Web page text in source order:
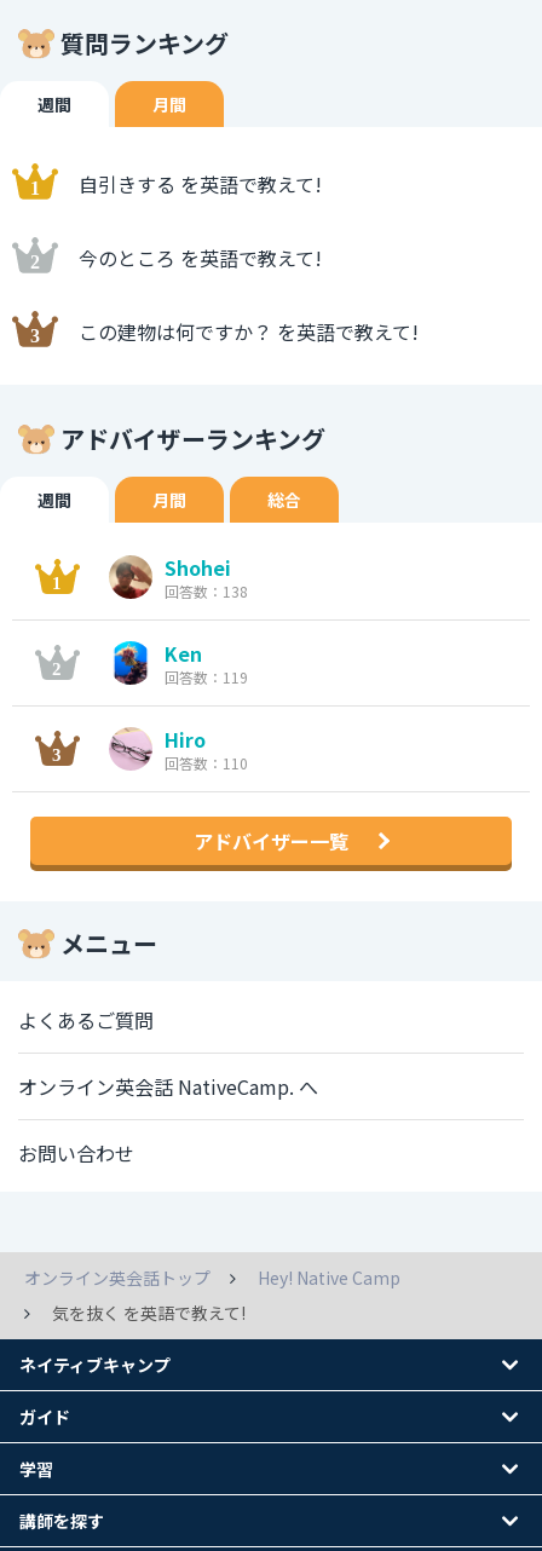
質問ランキング
週間 月間
自引きする を英語で教えて!
今のところ を英語で教えて!
この建物は何ですか？ を英語で教えて!
アドバイザーランキング
週間 月間 総合
Shohei
回答数：138
Ken
回答数：119
Hiro
回答数：110
アドバイザー一覧
メニュー
よくあるご質問
オンライン英会話 NativeCamp. へ
お問い合わせ
オンライン英会話トップ
Hey! Native Camp
気を抜く を英語で教えて!
ネイティブキャンプ
ガイド
学習
講師を探す